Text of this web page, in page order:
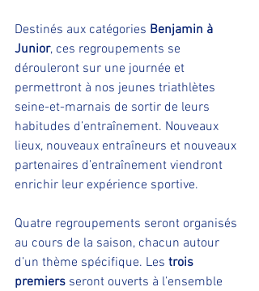
Destinés aux catégories Benjamin à
Junior, ces regroupements se
dérouleront sur une journée et
permettront à nos jeunes triathlètes
seine-et-marnais de sortir de leurs
habitudes d’entraînement. Nouveaux
lieux, nouveaux entraîneurs et nouveaux
partenaires d’entraînement viendront
enrichir leur expérience sportive.
Quatre regroupements seront organisés
au cours de la saison, chacun autour
d’un thème spécifique. Les trois
premiers seront ouverts à l’ensemble